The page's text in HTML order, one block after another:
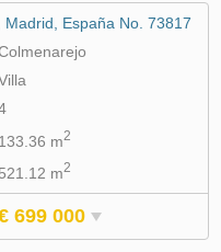
España No. 73817
133.36 m2
521.12 m2
699 000